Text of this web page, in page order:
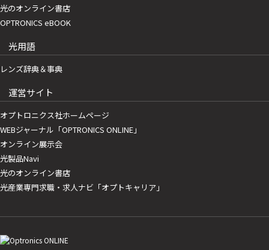
光のオンライン書店
OPTRONICS eBOOK
光用語
レンズ辞典＆事典
運営サイト
オプトロニクス社ホームページ
WEBジャーナル「OPTRONICS ONLINE」
オンライン展示会
光製品Navi
光のオンライン書店
光産業専門求職・求人ナビ「オプトキャリア」